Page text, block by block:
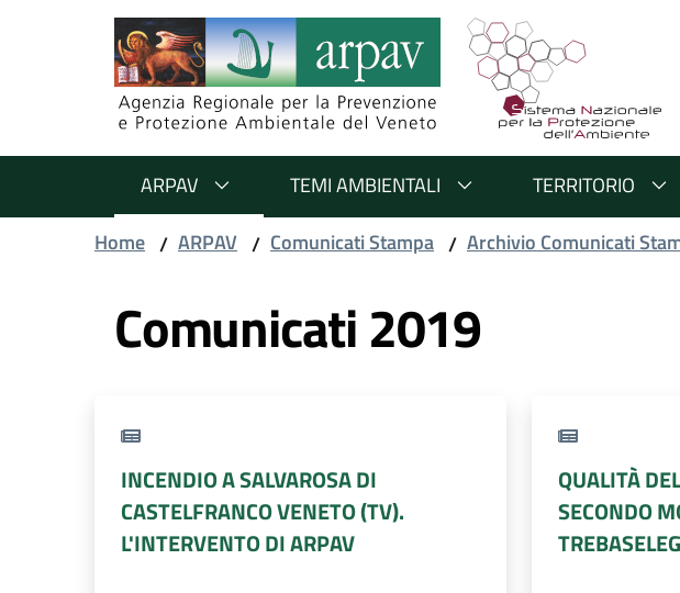
Salta al contenuto
Salta alla navigazione
Salta al footer
ARPAV TEMI AMBIENTALI TERRITORIO
Home / ARPAV / Comunicati Stampa / Archivio Comunicati
Comunicati 2019
INCENDIO A SALVAROSA DI
CASTELFRANCO VENETO (TV).
L'INTERVENTO DI ARPAV
QUALITÀ
SECONDO